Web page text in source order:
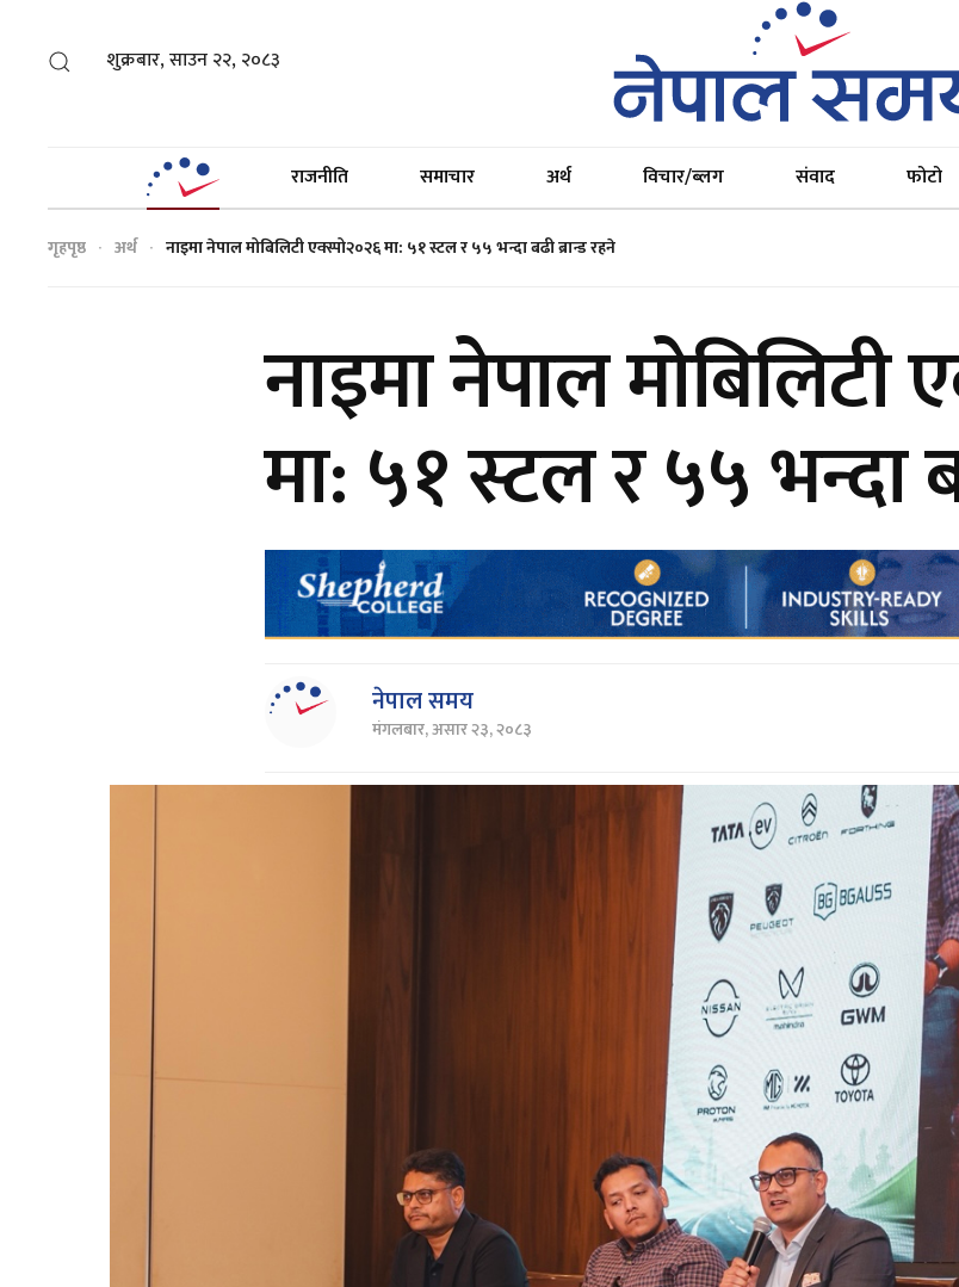
शुक्रबार, साउन २२, २०८३
राजनीति समाचार अर्थ विचार/ब्लग संवाद फोटो
गृहपृष्ठ अर्थ नाइमा नेपाल मोबिलिटी एक्स्पो२०२६ मा: ५१ स्टल र ५५ भन्दा बढी ब्रान्ड रहने
नाइमा नेपाल मोबिलिटी
मा: ५१ स्टल र ५५ भन्दा
नेपाल समय
मंगलबार, असार २३, २०८३